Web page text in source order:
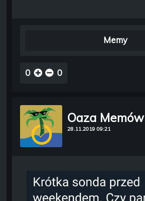
Memy
0 0
Oaza Memów
28.11.2019 09:21